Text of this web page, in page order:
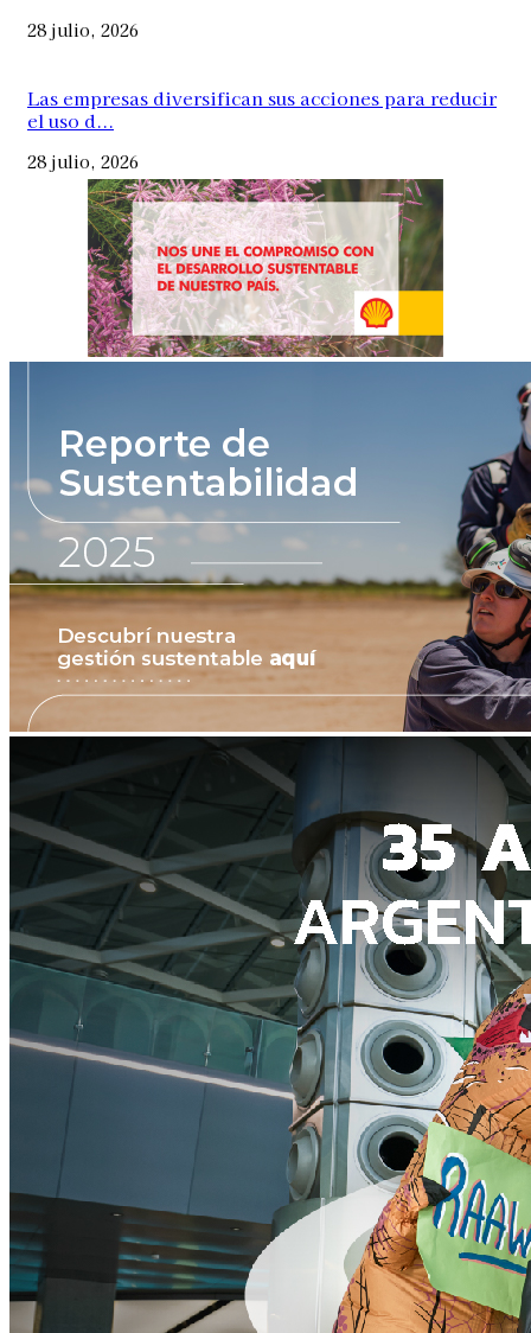
28 julio, 2026
Las empresas diversifican sus acciones para reducir
el uso d...
28 julio, 2026